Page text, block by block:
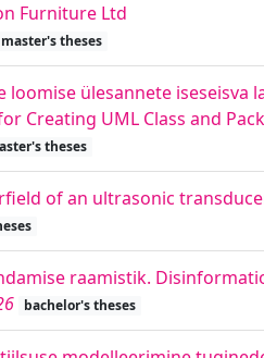
Furniture Ltd
master's theses
loomise ülesannete
Creating UML Class and
theses
of an ultrasonic
raamistik.
bachelor's theses